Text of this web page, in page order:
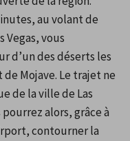
au volant de
vous
d’un des déserts les
Mojave. Le trajet ne
de la ville de Las
alors, grâce à
contourner la